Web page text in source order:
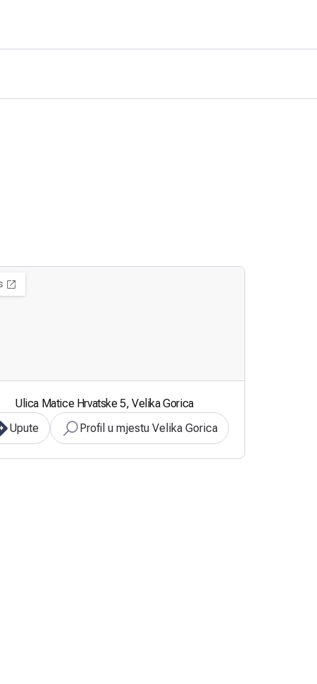
Ulica Matice Hrvatske 5, Velika Gorica
Upute
Profil u mjestu Velika Gorica